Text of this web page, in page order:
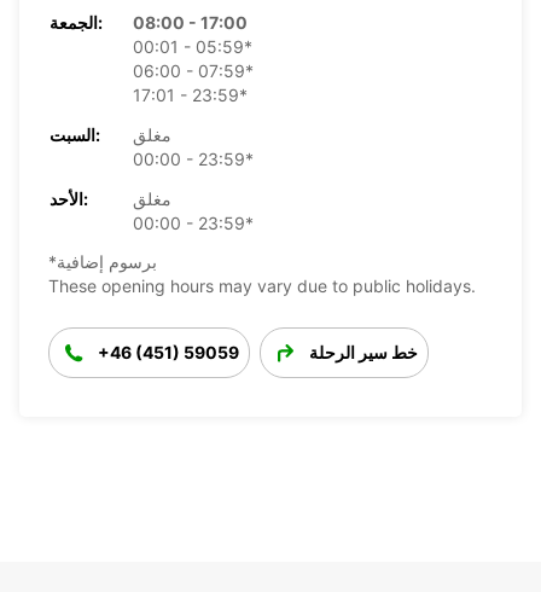
الجمعة:
08:00 - 17:00
00:01 - 05:59*
06:00 - 07:59*
17:01 - 23:59*
السبت:
مغلق
00:00 - 23:59*
الأحد:
مغلق
00:00 - 23:59*
*برسوم إضافية
These opening hours may vary due to public holidays.
+46 (451) 59059 خط سير الرحلة